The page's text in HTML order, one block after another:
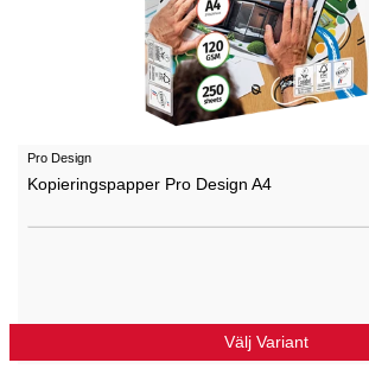
Pro Design
Kopieringspapper Pro Design A4
Välj Variant